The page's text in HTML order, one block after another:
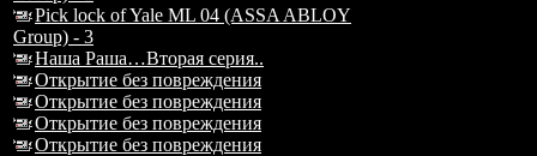
Pick lock of Yale ML 04 (ASSA ABLOY
Group) - 3
Наша Раша…Вторая серия..
Открытие без повреждения
Открытие без повреждения
Открытие без повреждения
Открытие без повреждения